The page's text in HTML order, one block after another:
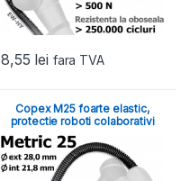
8,55 lei fara TVA
Copex M25 foarte elastic,
protectie roboti colaborativi